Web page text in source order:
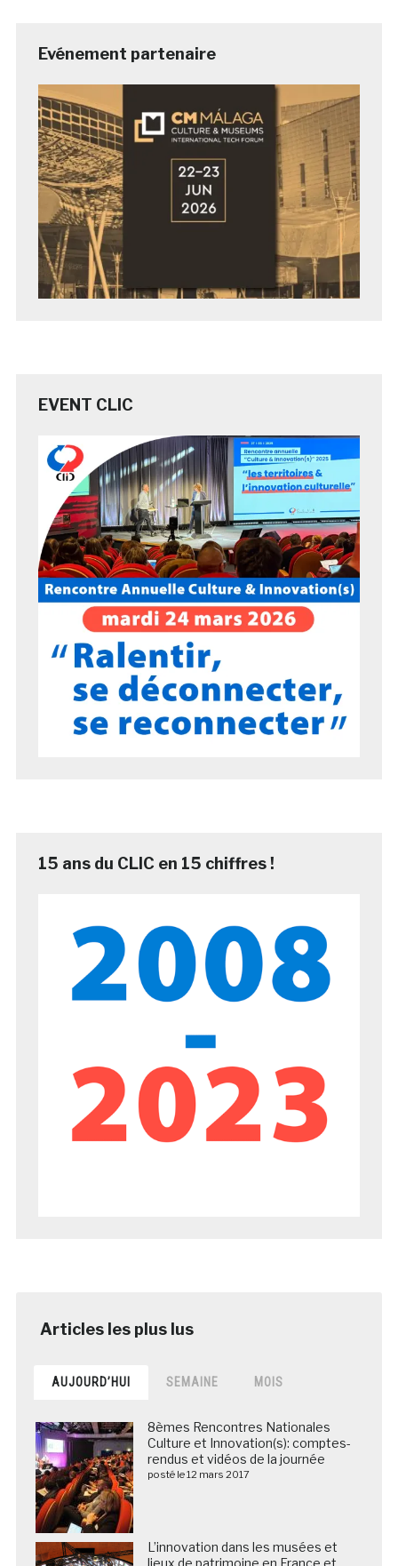
Evénement partenaire
EVENT CLIC
15 ans du CLIC en 15 chiffres !
AUJOURD’HUI SEMAINE MOIS
8èmes Rencontres Nationales
Culture et Innovation(s): comptes-
rendus et vidéos de la journée
posté le 12 mars 2017
L’innovation dans les musées et
lieux de patrimoine en France et